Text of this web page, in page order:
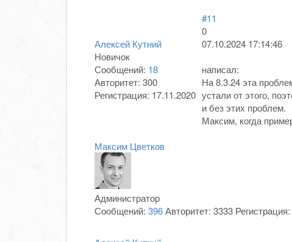
Алексей Кутний
Новичок
Сообщений: 18
Авторитет: 300
Регистрация: 17.11.2020
#11
0
07.10.2024 17:14:46
написал:
На 8.3.24 эта
устали от этого,
и без этих проблем.
Максим, когда
Максим Цветков
Администратор
Сообщений: 396 Авторитет: 3333 Регистрация: